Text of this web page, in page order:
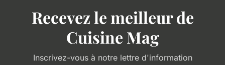
Recevez le meilleur de
Cuisine Mag
Inscrivez-vous à notre lettre d'information